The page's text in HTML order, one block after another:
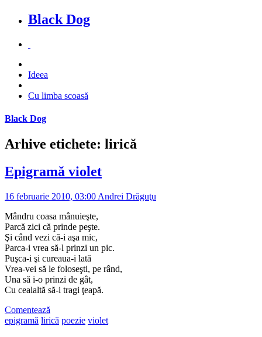
Black Dog
Ideea
Cu limba scoasă
Black Dog
Arhive etichete: lirică
Epigramă violet
16 februarie 2010, 03:00 Andrei Drăguţu
Mândru coasa mânuieşte,
Parcă zici că prinde peşte.
Şi când vezi că-i aşa mic,
Parca-i vrea să-l prinzi un pic.
Puşca-i şi cureaua-i lată
Vrea-vei să le foloseşti, pe rând,
Una să i-o prinzi de gât,
Cu cealaltă să-i tragi ţeapă.
Comentează
epigramă lirică poezie violet